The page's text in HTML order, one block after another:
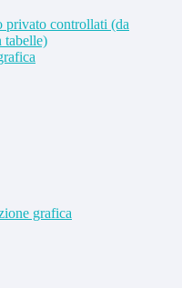
privato controllati (da
tabelle)
grafica